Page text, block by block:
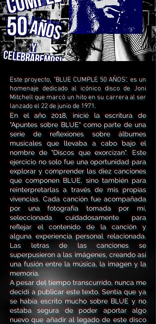
Este proyecto, "BLUE CUMPLE 50 AÑOS", es un
homenaje dedicado al icónico disco de Joni
Mitchell que marcó un hito en su carrera al ser
lanzado el 22 de junio de 1971.
En el año 2018, inicié la escritura de
"Apuntes sobre BLUE" como parte de una
serie de reflexiones sobre álbumes
musicales que llevaba a cabo bajo el
nombre de "Discos que exorcizan". Este
ejercicio no solo fue una oportunidad para
explorar y comprender las diez canciones
que componen BLUE, sino también para
reinterpretarlas a través de mis propias
vivencias. Cada canción fue acompañada
por una fotografía tomada por mí,
seleccionada cuidadosamente para
reflejar el contenido de la canción y
alguna experiencia personal relacionada.
Las letras de las canciones se
superpusieron a las imágenes, creando así
una fusión entre la música, la imagen y la
memoria.
A pesar del tiempo transcurrido, nunca me
decidí a publicar este texto. Sentía que ya
se había escrito mucho sobre BLUE y no
estaba segura de poder aportar algo
nuevo que añadir al legado de este disco